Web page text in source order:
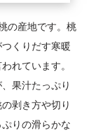
の産地です。桃
くりだす寒暖
れています。
果汁たっぷり
剥き方や切り
りの滑らかな